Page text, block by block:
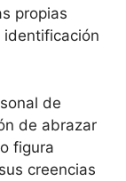
propias
identificación
de
de abrazar
figura
creencias